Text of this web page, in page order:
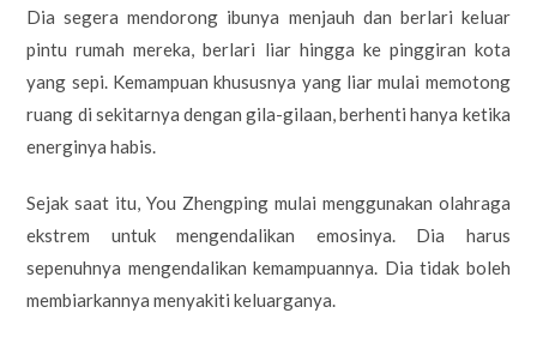
Dia segera mendorong ibunya menjauh dan berlari keluar
pintu rumah mereka, berlari liar hingga ke pinggiran kota
yang sepi. Kemampuan khususnya yang liar mulai memotong
ruang di sekitarnya dengan gila-gilaan, berhenti hanya ketika
energinya habis.
Sejak saat itu, You Zhengping mulai menggunakan olahraga
ekstrem untuk mengendalikan emosinya. Dia harus
sepenuhnya mengendalikan kemampuannya. Dia tidak boleh
membiarkannya menyakiti keluarganya.